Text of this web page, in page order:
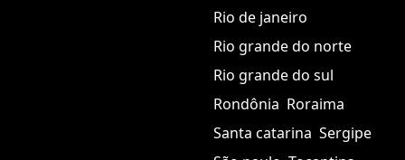
Rio de janeiro
Rio grande do norte
Rio grande do sul
Rondônia Roraima
Santa catarina Sergipe